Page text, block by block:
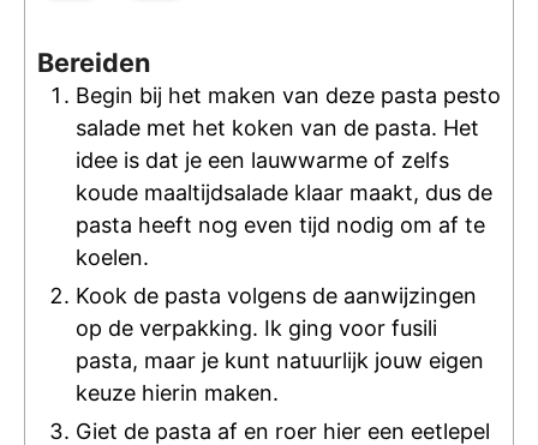
Bereiden
Begin bij het maken van deze pasta pesto
salade met het koken van de pasta. Het
idee is dat je een lauwwarme of zelfs
koude maaltijdsalade klaar maakt, dus de
pasta heeft nog even tijd nodig om af te
koelen.
Kook de pasta volgens de aanwijzingen
op de verpakking. Ik ging voor fusili
pasta, maar je kunt natuurlijk jouw eigen
keuze hierin maken.
Giet de pasta af en roer hier een eetlepel